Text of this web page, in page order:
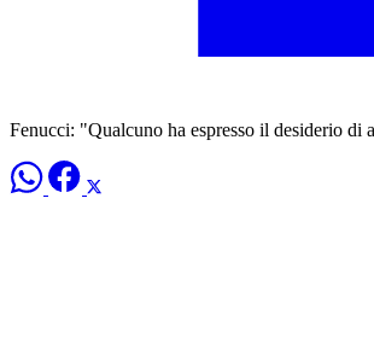
Fenucci: "Qualcuno ha espresso il desiderio di